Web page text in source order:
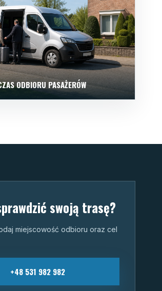
ODBIORU PASAŻERÓW
swoją trasę?
miejscowość odbioru oraz cel
+48 531 982 982